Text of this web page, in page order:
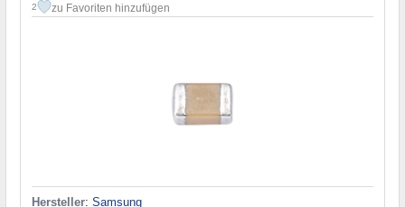
2 zu Favoriten hinzufügen
Hersteller: Samsung